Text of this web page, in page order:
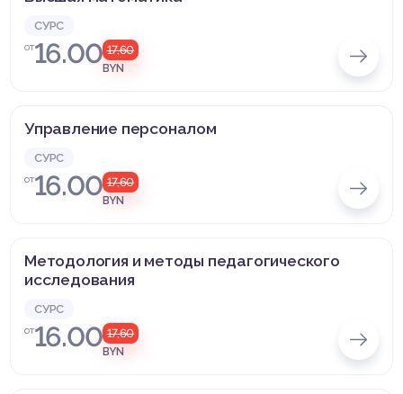
СУРС
от16.00 17,60
BYN
Управление персоналом
СУРС
от16.00 17,60
BYN
Методология и методы педагогического
исследования
СУРС
от16.00 17,60
BYN